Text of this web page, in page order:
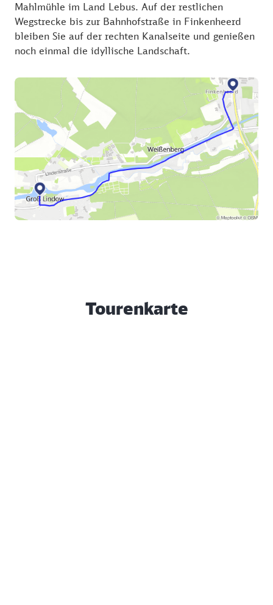
Mahlmühle im Land Lebus. Auf der restlichen
Wegstrecke bis zur Bahnhofstraße in Finkenheerd
bleiben Sie auf der rechten Kanalseite und genießen
noch einmal die idyllische Landschaft.
Tourenkarte